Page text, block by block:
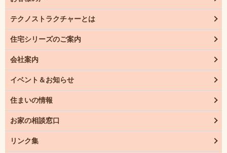
テクノストラクチャーとは
住宅シリーズのご案内
会社案内
イベント＆お知らせ
住まいの情報
お家の相談窓口
リンク集